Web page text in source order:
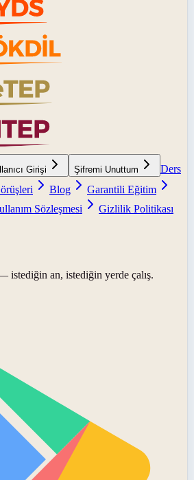
Girişi Şifremi Unuttum
Ders
Blog
Garantili Eğitim
Sözleşmesi
Gizlilik Politikası
istediğin an, istediğin yerde çalış.